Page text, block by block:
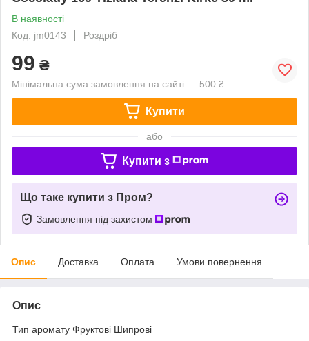
В наявності
Код: jm0143
Роздріб
99 ₴
Мінімальна сума замовлення на сайті — 500 ₴
Купити
або
Купити з
Що таке купити з Пром?
Замовлення під захистом
Опис Доставка Оплата Умови повернення
Опис
Тип аромату Фруктові Шипрові